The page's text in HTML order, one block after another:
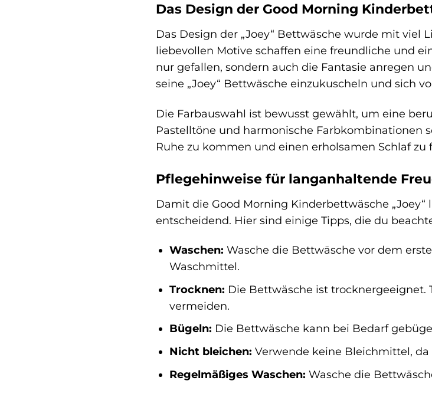
Das Design der Good Morning
Das Design der „Joey“ Bettwäsche wurde mit
liebevollen Motive schaffen eine freundliche und
nur gefallen, sondern auch die Fantasie anregen
seine „Joey“ Bettwäsche einzukuscheln und sich
Die Farbauswahl ist bewusst gewählt, um eine
Pastelltöne und harmonische Farbkombinationen
Ruhe zu kommen und einen erholsamen Schlaf zu
Pflegehinweise für langanhaltende
Damit die Good Morning Kinderbettwäsche
entscheidend. Hier sind einige Tipps, die du
Waschen: Wasche die Bettwäsche vor dem
Waschmittel.
Trocknen: Die Bettwäsche ist trocknergeeignet.
vermeiden.
Bügeln: Die Bettwäsche kann bei Bedarf
Nicht bleichen: Verwende keine Bleichmittel,
Regelmäßiges Waschen: Wasche die